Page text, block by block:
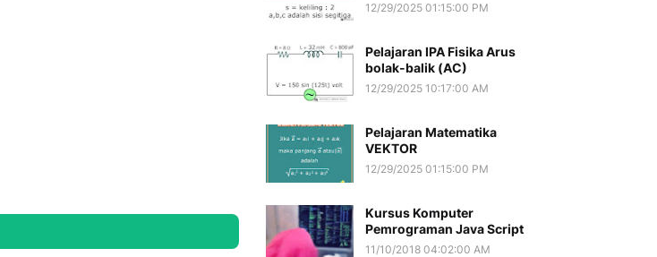
12/29/2025 01:15:00 PM
Pelajaran IPA Fisika Arus
bolak-balik (AC)
12/29/2025 10:17:00 AM
Pelajaran Matematika
VEKTOR
12/29/2025 01:15:00 PM
Kursus Komputer
Pemrograman Java Script
11/10/2018 04:02:00 AM